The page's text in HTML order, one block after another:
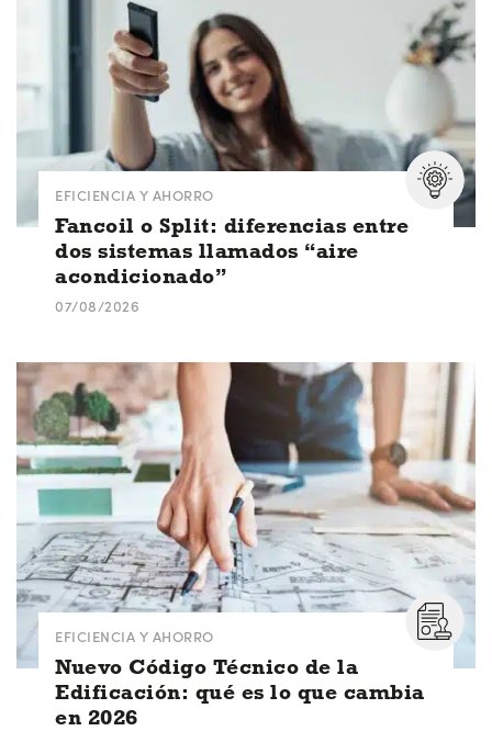
EFICIENCIA Y AHORRO
Fancoil o Split: diferencias entre
dos sistemas llamados “aire
acondicionado”
07/08/2026
EFICIENCIA Y AHORRO
Nuevo Código Técnico de la
Edificación: qué es lo que cambia
en 2026